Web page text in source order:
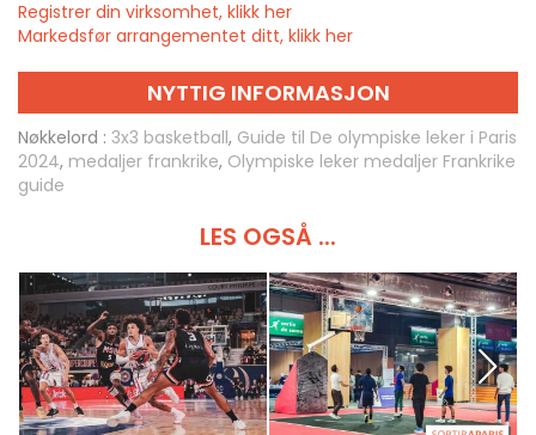
Registrer din virksomhet, klikk her
Markedsfør arrangementet ditt, klikk her
NYTTIG INFORMASJON
Nøkkelord : 3x3 basketball, Guide til De olympiske leker i Paris
2024, medaljer frankrike, Olympiske leker medaljer Frankrike
guide
LES OGSÅ ...